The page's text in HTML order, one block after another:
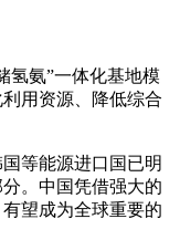
氢氨”一体化基地模
用资源、降低综合
国等能源进口国已明
。中国凭借强大的
望成为全球重要的